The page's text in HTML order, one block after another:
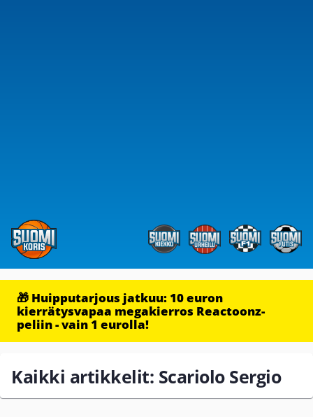
🎁 Huipputarjous jatkuu: 10 euron
kierrätysvapaa megakierros Reactoonz-
peliin - vain 1 eurolla!
Kaikki artikkelit: Scariolo Sergio